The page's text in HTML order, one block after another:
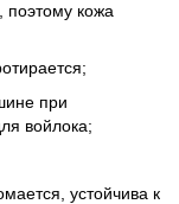
поэтому кожа
при
войлока;
устойчива к